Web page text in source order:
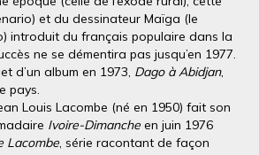
et du dessinateur Maïga (le
introduit du français populaire dans la
ne se démentira pas jusqu’en 1977.
d’un album en 1973, Dago à Abidjan,
pays.
Louis Lacombe (né en 1950) fait son
Ivoire-Dimanche en juin 1976
Lacombe, série racontant de façon